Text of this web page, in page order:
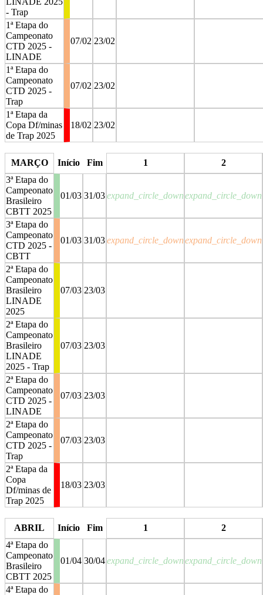
- Trap
1ª Etapa do
Campeonato
CTD 2025 -
LINADE
07/02 23/02
1ª Etapa do
Campeonato
CTD 2025 -
Trap
07/02 23/02
1ª Etapa da
Copa Df/minas
de Trap 2025
18/02 23/02
MARÇO
Início Fim 1
2
3ª Etapa do
Campeonato
Brasileiro
CBTT 2025
01/03 31/03expand_circle_downexpand_circle_down
3ª Etapa do
Campeonato
CTD 2025 -
CBTT
01/03 31/03expand_circle_downexpand_circle_down
2ª Etapa do
Campeonato
Brasileiro
LINADE
2025
07/03 23/03
2ª Etapa do
Campeonato
Brasileiro
LINADE
2025 - Trap
07/03 23/03
2ª Etapa do
Campeonato
CTD 2025 -
LINADE
07/03 23/03
2ª Etapa do
Campeonato
CTD 2025 -
Trap
07/03 23/03
2ª Etapa da
Copa
Df/minas de
Trap 2025
18/03 23/03
ABRIL
Início Fim 1
2
4ª Etapa do
Campeonato
Brasileiro
CBTT 2025
01/04 30/04expand_circle_downexpand_circle_down
4ª Etapa do